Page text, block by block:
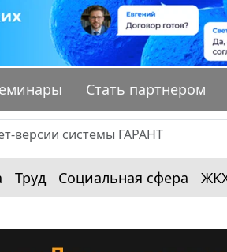
Стать партнером
Труд Социальная сфера